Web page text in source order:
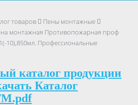
товаров
Пены монтажные
монтажная Противопожарная проф
10),850мл. Профессиональные
каталог продукции
Каталог